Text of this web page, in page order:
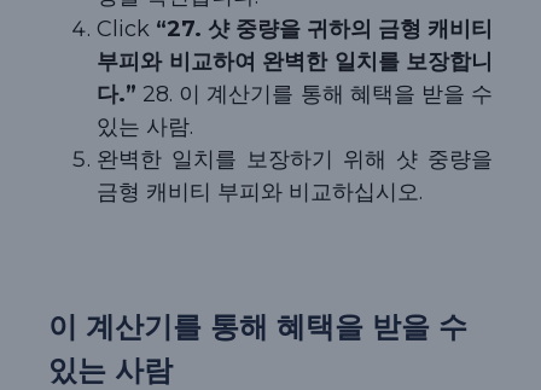
Click “27. 샷 중량을 귀하의 금형 캐비티
부피와 비교하여 완벽한 일치를 보장합니
다.” 28. 이 계산기를 통해 혜택을 받을 수
있는 사람.
완벽한 일치를 보장하기 위해 샷 중량을
금형 캐비티 부피와 비교하십시오.
이 계산기를 통해 혜택을 받을 수
있는 사람